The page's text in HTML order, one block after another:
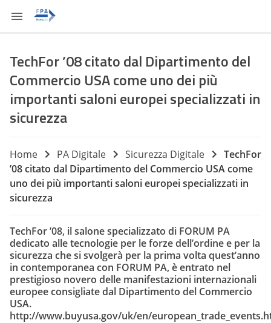
TechFor ’08 citato dal Dipartimento del
Commercio USA come uno dei più
importanti saloni europei specializzati in
sicurezza
Home PA Digitale Sicurezza Digitale
TechFor
’08 citato dal Dipartimento del Commercio USA come
uno dei più importanti saloni europei specializzati in
sicurezza
TechFor ’08, il salone specializzato di FORUM PA
dedicato alle tecnologie per le forze dell’ordine e per la
sicurezza che si svolgerà per la prima volta quest’anno
in contemporanea con FORUM PA, è entrato nel
prestigioso novero delle manifestazioni internazionali
europee consigliate dal Dipartimento del Commercio
USA.
http://www.buyusa.gov/uk/en/